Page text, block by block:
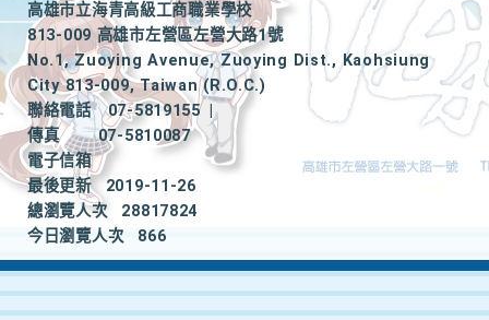
高雄市立海青高級工商職業學校
813-009 高雄市左營區左營大路1號
No.1, Zuoying Avenue, Zuoying Dist., Kaohsiung
City 813-009, Taiwan (R.O.C.)
聯絡電話
07-5819155
|
傳真
07-5810087
電子信箱
最後更新
2019-11-26
總瀏覽人次
28817824
今日瀏覽人次
866